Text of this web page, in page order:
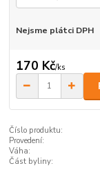
Nejsme plátci DPH
170 Kč/ks
Číslo produktu:
Provedení:
Váha:
Část byliny: